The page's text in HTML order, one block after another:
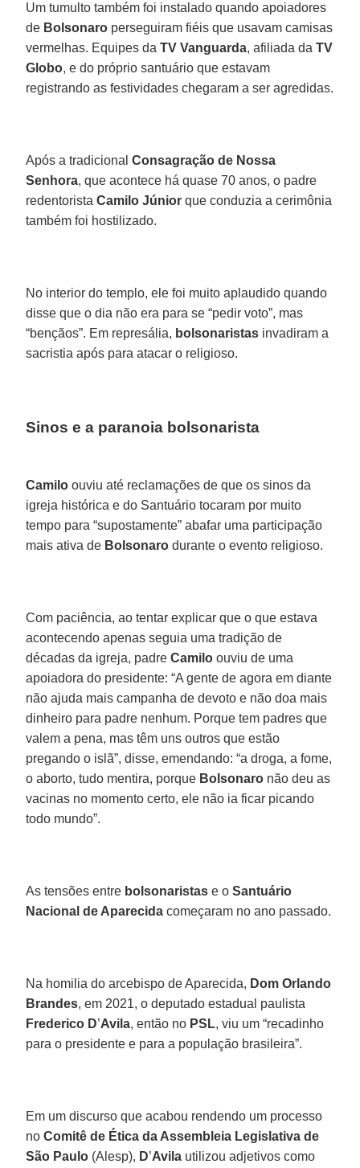
Um tumulto também foi instalado quando apoiadores
de Bolsonaro perseguiram fiéis que usavam camisas
vermelhas. Equipes da TV Vanguarda, afiliada daTV
Globo, e do próprio santuário que estavam
registrando as festividades chegaram a ser agredidas.
Após a tradicionalConsagração de Nossa
Senhora, que acontece há quase 70 anos, o padre
redentoristaCamilo Júnior que conduzia a cerimônia
também foi hostilizado.
No interior do templo, ele foi muito aplaudido quando
disse que o dia não era para se “pedir voto”, mas
“bençãos”. Em represália, bolsonaristas invadiram a
sacristia após para atacar o religioso.
Sinos e a paranoia bolsonarista
Camilo ouviu até reclamações de que os sinos da
igreja histórica e do Santuário tocaram por muito
tempo para “supostamente” abafar uma participação
mais ativa de Bolsonaro durante o evento religioso.
Com paciência, ao tentar explicar que o que estava
acontecendo apenas seguia uma tradição de
décadas da igreja, padreCamilo ouviu de uma
apoiadora do presidente: “A gente de agora em diante
não ajuda mais campanha de devoto e não doa mais
dinheiro para padre nenhum. Porque tem padres que
valem a pena, mas têm uns outros que estão
pregando o islã”, disse, emendando: “a droga, a fome,
o aborto, tudo mentira, porque Bolsonaro não deu as
vacinas no momento certo, ele não ia ficar picando
todo mundo”.
As tensões entre bolsonaristas e oSantuário
Nacional de Aparecida começaram no ano passado.
Na homilia do arcebispo de Aparecida, Dom Orlando
Brandes, em 2021, o deputado estadual paulista
Frederico D’Avila, então no PSL, viu um “recadinho
para o presidente e para a população brasileira”.
Em um discurso que acabou rendendo um processo
no Comitê de Ética da Assembleia Legislativa de
São Paulo (Alesp), D’Avila utilizou adjetivos como